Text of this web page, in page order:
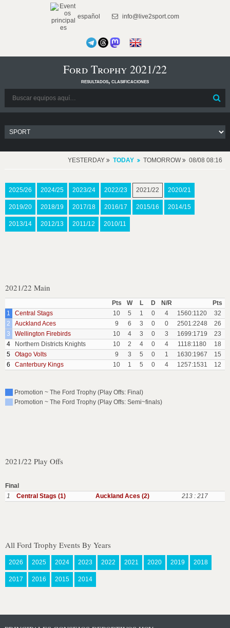
español info@live2sport.com
Ford Trophy 2021/22
resultados, clasificaciones
YESTERDAY TODAY TOMORROW 08/08 08:16
2025/26 2024/25 2023/24 2022/23 2021/22 2020/21
2019/20 2018/19 2017/18 2016/17 2015/16 2014/15
2013/14 2012/13 2011/12 2010/11
2021/22 Main
Pts W L D N/R
Pts
1
Central Stags 10 5 1 0 4 1560:1120
32
2
Auckland Aces 9 6 3 0 0 2501:2248
26
3
Wellington Firebirds 10 4 3 0 3 1699:1719
23
4
Northern Districts Knights 10 2 4 0 4 1118:1180
18
5
Otago Volts 9 3 5 0 1 1630:1967
15
6
Canterbury Kings 10 1 5 0 4 1257:1531 12
Promotion ~ The Ford Trophy (Play Offs: Final)
Promotion ~ The Ford Trophy (Play Offs: Semi~finals)
2021/22 Play Offs
Final
1
Central Stags (1) Auckland Aces (2) 213 : 217
All Ford Trophy Events By Years
2026 2025 2024 2023 2022 2021 2020 2019 2018
2017 2016 2015 2014